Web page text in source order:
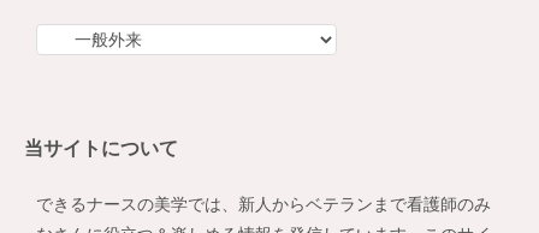
ー
当サイトについて
できるナースの美学では、新人からベテランまで看護師のみ